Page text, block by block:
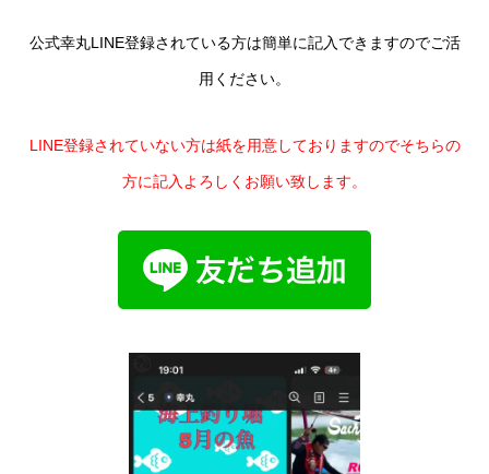
公式幸丸LINE登録されている方は簡単に記入できますのでご活
用ください。
LINE登録されていない方は紙を用意しておりますのでそちらの
方に記入よろしくお願い致します。